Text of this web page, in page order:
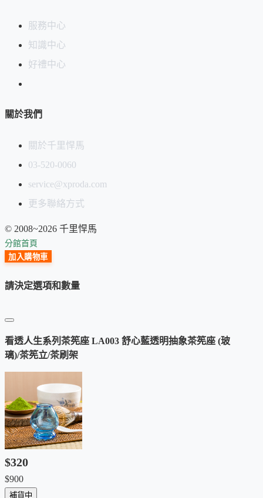
看透人生茶筅座以人工打造，藉由玻璃量的不同、甩動的差
異、火侯的變異等等，創造出每個茶筅座都有不同的折射和獨
人生不能只是看到表象，必須看到整體、看到細節、換個角
度、抽象變形，透過各種不同角度的畫面，形成自己的理解，
這樣才能看透人生。
所以藉由喝茶時，以及在更多地方，透過看透人生茶筅座的提
醒，希望使用者經常從不同角度、不同抽象變形的聯想，能夠
對人生有更多的體悟，進而看透人生。
服務中心
知識中心
好禮中心
關於我們
關於千里悍馬
03-520-0060
service@xproda.com
更多聯絡方式
© 2008~2026 千里悍馬
分館首頁
加入購物車
請決定選項和數量
看透人生系列茶筅座 LA003 舒心藍透明抽象茶筅座 (玻
璃)/茶筅立/茶刷架
$320
$900
補貨中